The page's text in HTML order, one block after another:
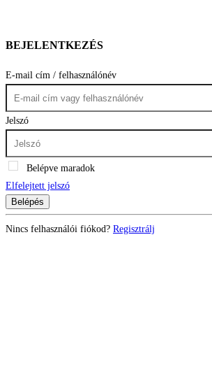
BEJELENTKEZÉS
E-mail cím / felhasználónév
Jelszó
Belépve maradok
Elfelejtett jelszó
Belépés
Nincs felhasználói fiókod? Regisztrálj